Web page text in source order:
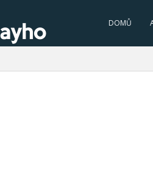
DOMŮ